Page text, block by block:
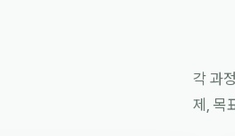
각 과
제, 목